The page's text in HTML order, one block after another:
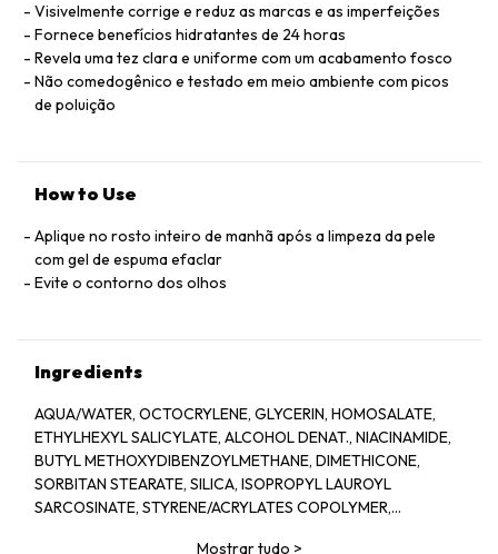
Visivelmente corrige e reduz as marcas e as imperfeições
Fornece benefícios hidratantes de 24 horas
Revela uma tez clara e uniforme com um acabamento fosco
Não comedogênico e testado em meio ambiente com picos
de poluição
How to Use
Aplique no rosto inteiro de manhã após a limpeza da pele
com gel de espuma efaclar
Evite o contorno dos olhos
Ingredients
AQUA/WATER, OCTOCRYLENE, GLYCERIN, HOMOSALATE,
ETHYLHEXYL SALICYLATE, ALCOHOL DENAT., NIACINAMIDE,
BUTYL METHOXYDIBENZOYLMETHANE, DIMETHICONE,
SORBITAN STEARATE, SILICA, ISOPROPYL LAUROYL
SARCOSINATE, STYRENE/ACRYLATES COPOLYMER,
Mostrar tudo >